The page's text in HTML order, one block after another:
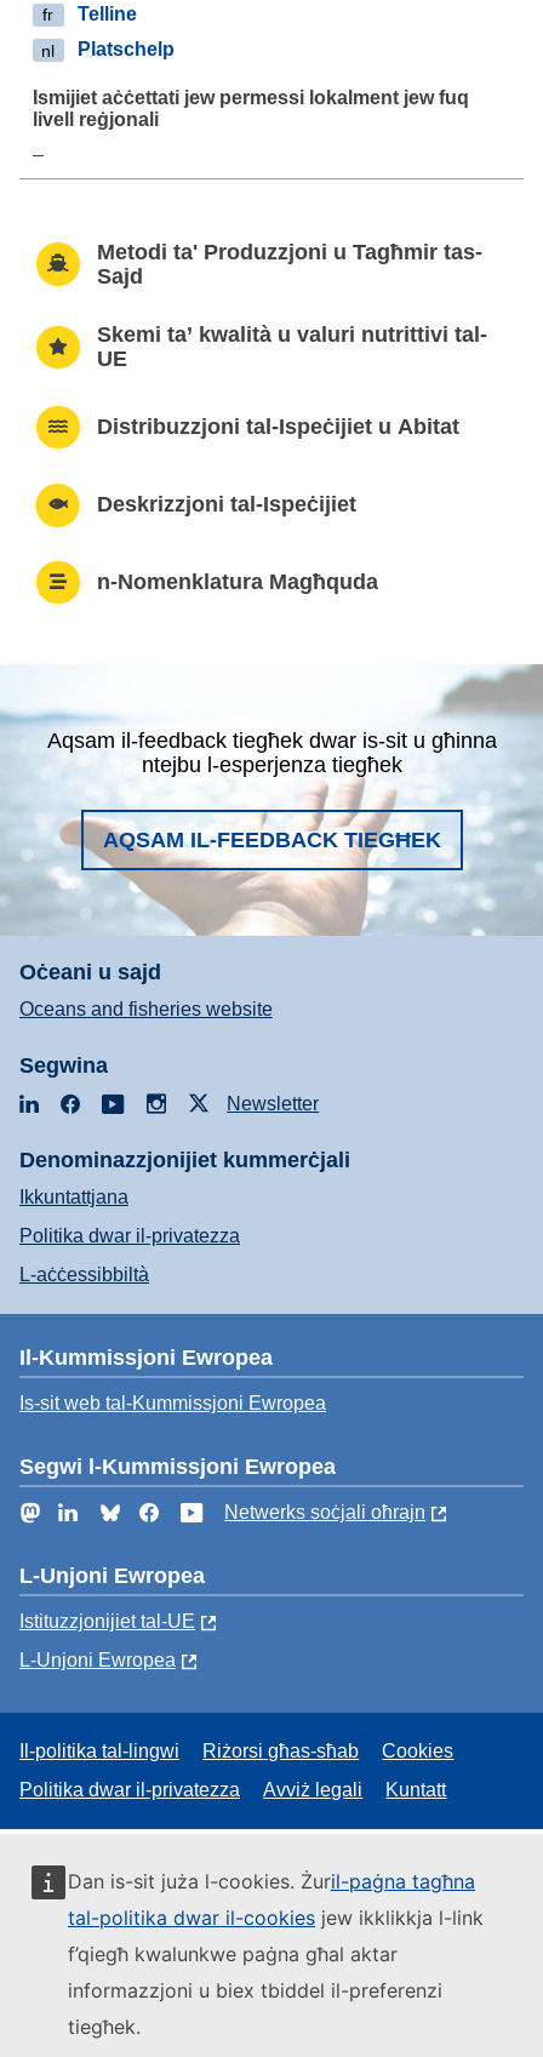
Dan is-sit juża l-cookies. Żuril-paġna tagħna
tal-politika dwar il-cookies jew ikklikkja l-link
f’qiegħ kwalunkwe paġna għal aktar
informazzjoni u biex tbiddel il-preferenzi
tiegħek.
fr Telline
nl Platschelp
–
Metodi ta' Produzzjoni u Tagħmir tas-
Sajd
Skemi ta’ kwalità u valuri nutrittivi tal-
UE
Distribuzzjoni tal-Ispeċijiet u Abitat
Deskrizzjoni tal-Ispeċijiet
n-Nomenklatura Magħquda
Aqsam il-feedback tiegħek dwar is-sit u għinna
ntejbu l-esperjenza tiegħek
AQSAM IL-FEEDBACK TIEGĦEK
Oċeani u sajd
Oceans and fisheries website
Segwina
LinkedInFacebookYouTubeInstagramNewsletter
Denominazzjonijiet kummerċjali
Ikkuntattjana
Politika dwar il-privatezza
L-aċċessibbiltà
Il-Kummissjoni Ewropea
Is-sit web tal-Kummissjoni Ewropea
Segwi l-Kummissjoni Ewropea
MastodonLinkedInBlueskyFacebookYouTube
Netwerks soċjali oħrajn
L-Unjoni Ewropea
Istituzzjonijiet tal-UE
L-Unjoni Ewropea
Il-politika tal-lingwi Riżorsi għas-sħab
Cookies
Politika dwar il-privatezza
Avviż legali Kuntatt